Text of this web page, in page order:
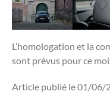
L’homologation et la
sont prévus pour ce
Article publié le 01/06/